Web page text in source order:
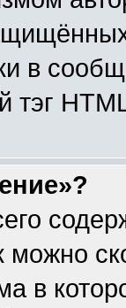
в
тэг
можно
в